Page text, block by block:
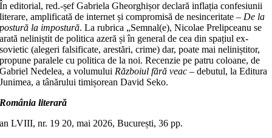
În editorial, red.-șef Gabriela Gheorghișor declară inflația confesiunii
literare, amplificată de internet și compromisă de nesinceritate –De la
postură la impostură. La rubrica „Semnal(e), Nicolae Prelipceanu se
arată neliniștit de politica azeră și în general de cea din spațiul ex-
sovietic (alegeri falsificate, arestări, crime) dar, poate mai neliniștitor,
propune paralele cu politica de la noi. Recenzie pe patru coloane, de
Gabriel Nedelea, a volumuluiRăzboiul fără veac – debutul, la Editura
Junimea, a tânărului timișorean David Seko.
România literară
an LVIII, nr. 19 20, mai 2026, București, 36 pp.